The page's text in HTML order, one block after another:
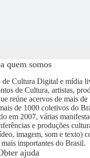
quem somos
de Cultura Digital e mídia
de Cultura, artistas,
reúne acervos de mais de
de 1000 coletivos do
em 2007, várias
e produções
imagem, som e texto)
importantes do Brasil.
ajuda